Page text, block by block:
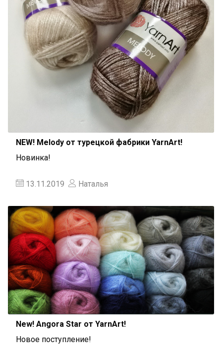
NEW! Melody от турецкой фабрики YarnArt!
Новинка!
13.11.2019 Наталья
New! Angora Star от YarnArt!
Новое поступление!